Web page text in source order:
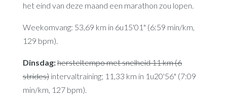
het eind van deze maand een marathon zou lopen.
Weekomvang: 53,69 km in 6u15'01" (6:59 min/km,
129 bpm).
Dinsdag:hersteltempo met snelheid 11 km (6
strides)intervaltraining; 11,33 km in 1u20'56" (7:09
min/km, 127 bpm).